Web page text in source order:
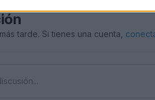
tarde. Si tienes una cuenta,